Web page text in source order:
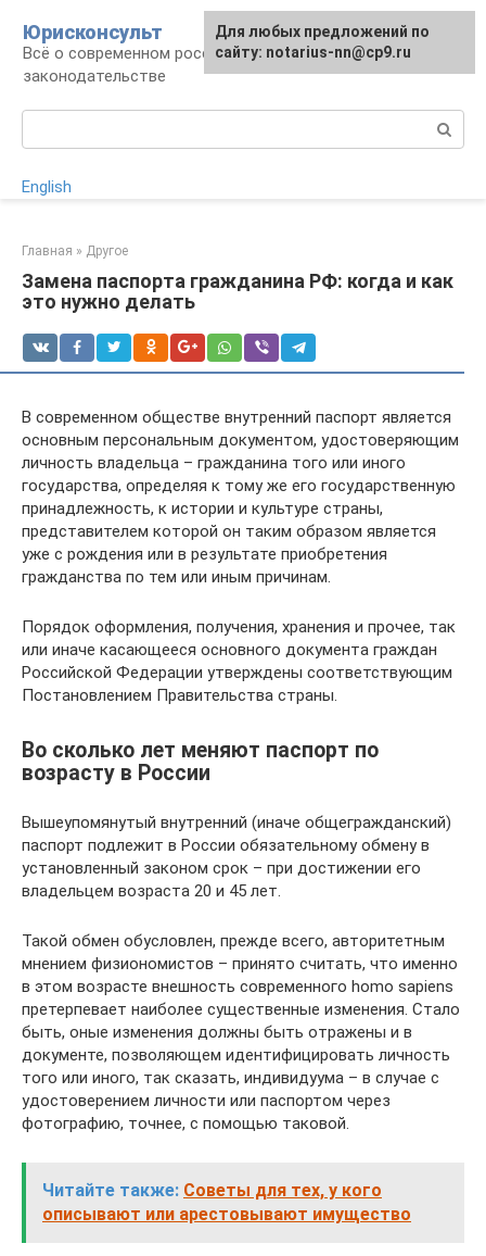
контенту
Юрисконсульт
Всё о современном российском
законодательстве
English
Главная » Другое
Замена паспорта гражданина РФ: когда и как
это нужно делать
В современном обществе внутренний паспорт является
основным персональным документом, удостоверяющим
личность владельца – гражданина того или иного
государства, определяя к тому же его государственную
принадлежность, к истории и культуре страны,
представителем которой он таким образом является
уже с рождения или в результате приобретения
гражданства по тем или иным причинам.
Порядок оформления, получения, хранения и прочее, так
или иначе касающееся основного документа граждан
Российской Федерации утверждены соответствующим
Постановлением Правительства страны.
Во сколько лет меняют паспорт по
возрасту в России
Вышеупомянутый внутренний (иначе общегражданский)
паспорт подлежит в России обязательному обмену в
установленный законом срок – при достижении его
владельцем возраста 20 и 45 лет.
Такой обмен обусловлен, прежде всего, авторитетным
мнением физиономистов – принято считать, что именно
в этом возрасте внешность современного homo sapiens
претерпевает наиболее существенные изменения. Стало
быть, оные изменения должны быть отражены и в
документе, позволяющем идентифицировать личность
того или иного, так сказать, индивидуума – в случае с
удостоверением личности или паспортом через
фотографию, точнее, с помощью таковой.
Читайте также: Советы для тех, у кого
описывают или арестовывают имущество
Для любых предложений по
сайту: notarius-nn@cp9.ru